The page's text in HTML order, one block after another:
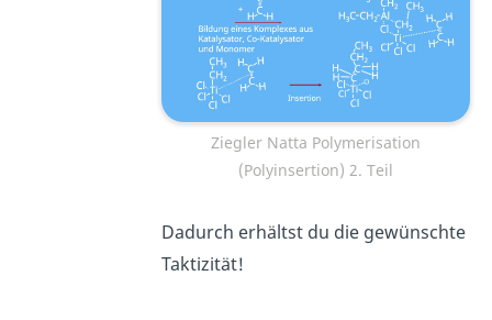
Ziegler Natta Polymerisation
(Polyinsertion) 2. Teil
Dadurch erhältst du die gewünschte
Taktizität!